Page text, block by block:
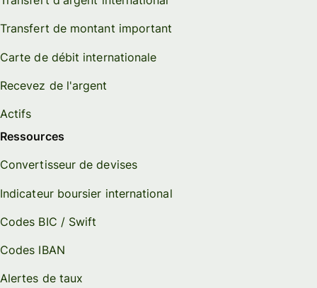
Transfert de montant important
Carte de débit internationale
Recevez de l'argent
Actifs
Ressources
Convertisseur de devises
Indicateur boursier international
Codes BIC / Swift
Codes IBAN
Alertes de taux